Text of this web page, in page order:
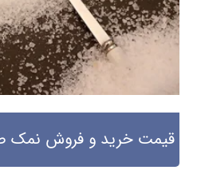
قیمت خرید و فروش